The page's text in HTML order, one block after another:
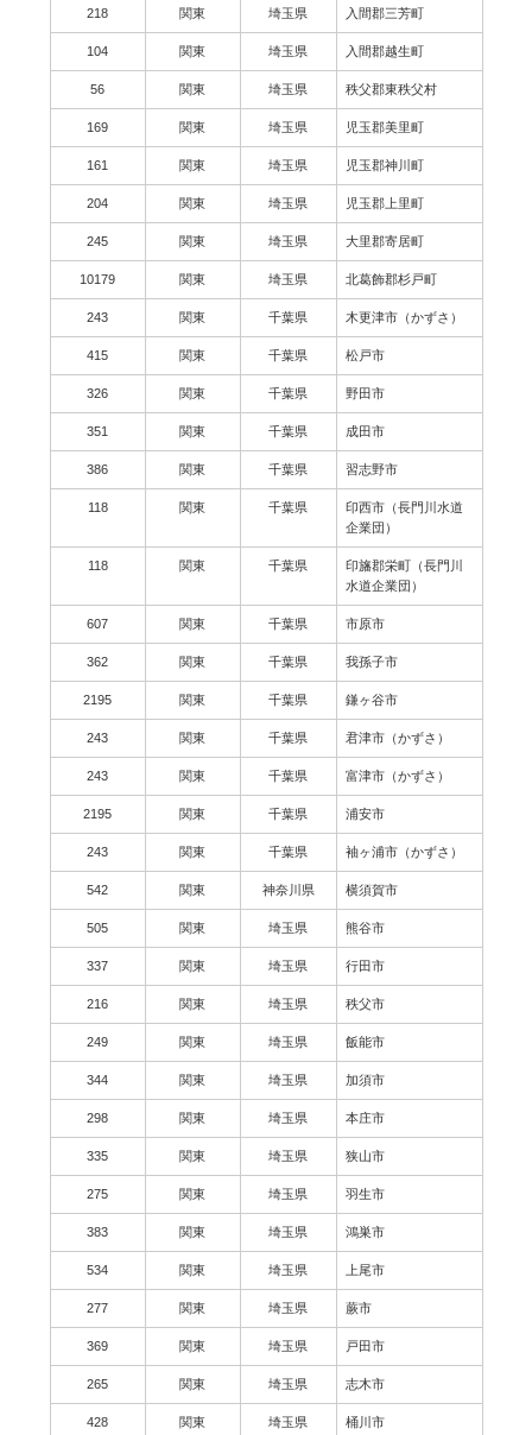
218 関東 埼玉県 入間郡三芳町
104 関東 埼玉県 入間郡越生町
56 関東 埼玉県 秩父郡東秩父村
169 関東 埼玉県 児玉郡美里町
161 関東 埼玉県 児玉郡神川町
204 関東 埼玉県 児玉郡上里町
245 関東 埼玉県 大里郡寄居町
10179 関東 埼玉県 北葛飾郡杉戸町
243 関東 千葉県 木更津市（かずさ）
415 関東 千葉県 松戸市
326 関東 千葉県 野田市
351 関東 千葉県 成田市
386 関東 千葉県 習志野市
118 関東 千葉県
印西市（長門川水道
企業団）
118 関東 千葉県
印旛郡栄町（長門川
水道企業団）
607 関東 千葉県 市原市
362 関東 千葉県 我孫子市
2195 関東 千葉県 鎌ヶ谷市
243 関東 千葉県 君津市（かずさ）
243 関東 千葉県 富津市（かずさ）
2195 関東 千葉県 浦安市
243 関東 千葉県 袖ヶ浦市（かずさ）
542 関東 神奈川県 横須賀市
505 関東 埼玉県 熊谷市
337 関東 埼玉県 行田市
216 関東 埼玉県 秩父市
249 関東 埼玉県 飯能市
344 関東 埼玉県 加須市
298 関東 埼玉県 本庄市
335 関東 埼玉県 狭山市
275 関東 埼玉県 羽生市
383 関東 埼玉県 鴻巣市
534 関東 埼玉県 上尾市
277 関東 埼玉県 蕨市
369 関東 埼玉県 戸田市
265 関東 埼玉県 志木市
428 関東 埼玉県 桶川市